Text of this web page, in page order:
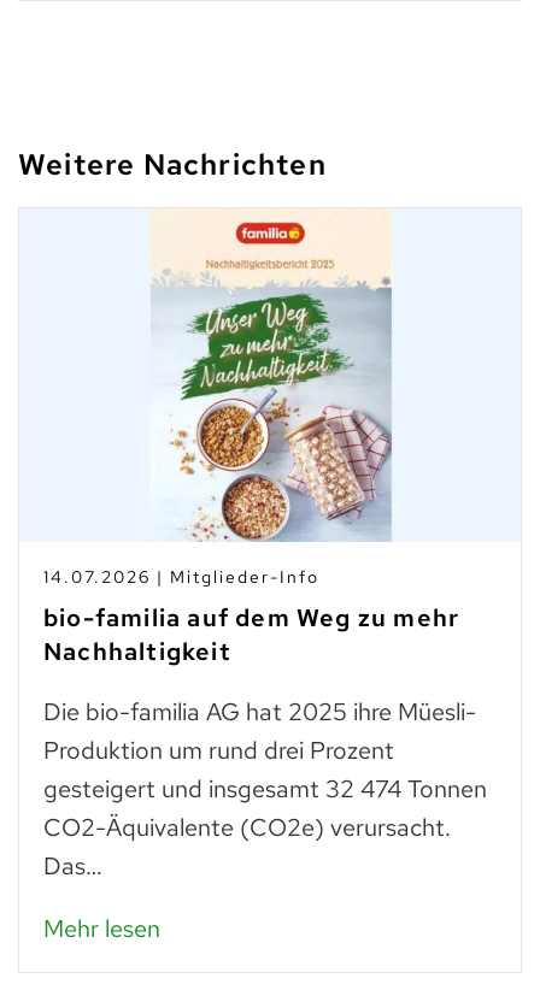
Weitere Nachrichten
14.07.2026 | Mitglieder-Info
bio-familia auf dem Weg zu mehr
Nachhaltigkeit
Die bio-familia AG hat 2025 ihre Müesli-
Produktion um rund drei Prozent
gesteigert und insgesamt 32 474 Tonnen
CO2-Äquivalente (CO2e) verursacht.
Das…
Mehr lesen